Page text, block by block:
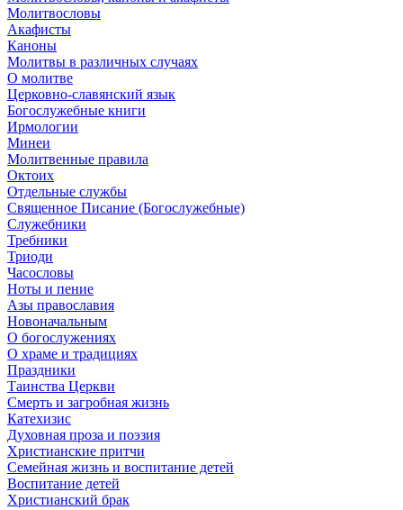
Молитвословы
Акафисты
Каноны
Молитвы в различных случаях
О молитве
Церковно-славянский язык
Богослужебные книги
Ирмологии
Минеи
Молитвенные правила
Октоих
Отдельные службы
Священное Писание (Богослужебные)
Служебники
Требники
Триоди
Часословы
Ноты и пение
Азы православия
Новоначальным
О богослужениях
О храме и традициях
Праздники
Таинства Церкви
Смерть и загробная жизнь
Катехизис
Духовная проза и поэзия
Христианские притчи
Семейная жизнь и воспитание детей
Воспитание детей
Христианский брак